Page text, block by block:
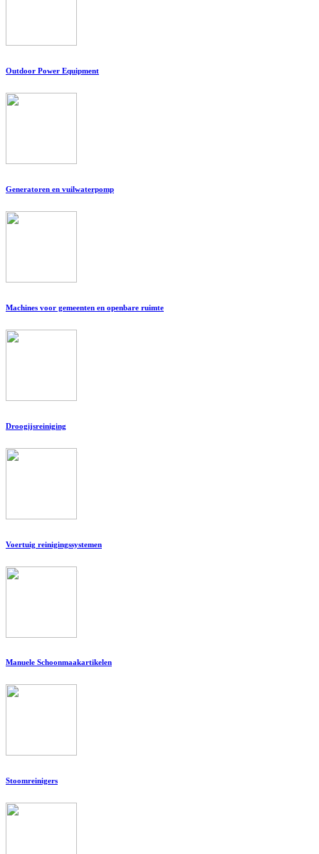
Outdoor Power Equipment
Generatoren en vuilwaterpomp
Machines voor gemeenten en openbare ruimte
Droogijsreiniging
Voertuig reinigingssystemen
Manuele Schoonmaakartikelen
Stoomreinigers